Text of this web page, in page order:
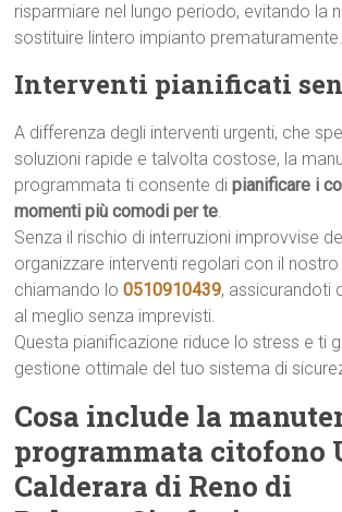
risparmiare nel lungo periodo, evitando la
sostituire lintero impianto prematuramente.
Interventi pianificati
A differenza degli interventi urgenti, che
soluzioni rapide e talvolta costose, la
programmata ti consente dipianificare i
momenti più comodi per te.
Senza il rischio di interruzioni improvvise
organizzare interventi regolari con il
chiamando lo0510910439, assicurandoti
al meglio senza imprevisti.
Questa pianificazione riduce lo stress e ti
gestione ottimale del tuo sistema di
Cosa include la
programmata citofono
Calderara di Reno di